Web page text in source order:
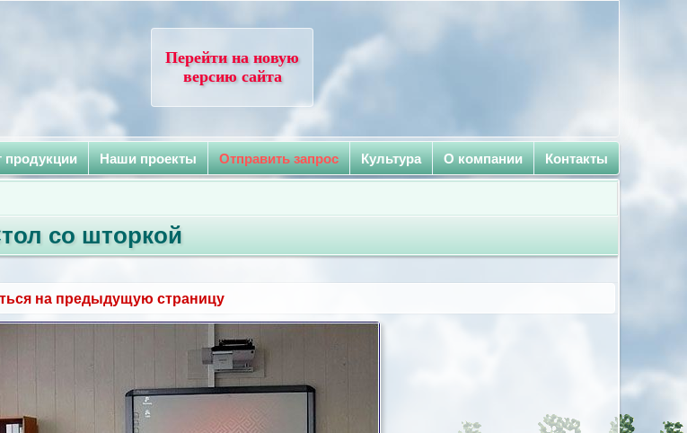
Перейти на новую
версию сайта
продукции Наши проекты Отправить запрос Культура О компании Контакты
со шторкой
на предыдущую страницу